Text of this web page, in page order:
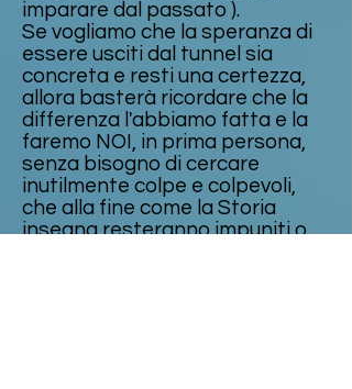
imparare dal passato ).
Se vogliamo che la speranza di
essere usciti dal tunnel sia
concreta e resti una certezza,
allora basterà ricordare che la
differenza l'abbiamo fatta e la
faremo NOI, in prima persona,
senza bisogno di cercare
inutilmente colpe e colpevoli,
che alla fine come la Storia
insegna resteranno impuniti o